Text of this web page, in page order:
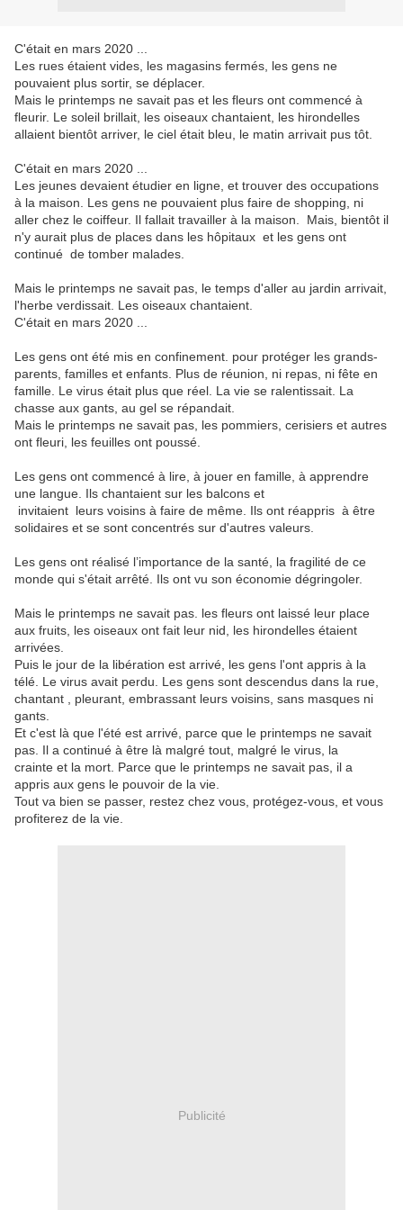
C'était en mars 2020 ...
Les rues étaient vides, les magasins fermés, les gens ne
pouvaient plus sortir, se déplacer.
Mais le printemps ne savait pas et les fleurs ont commencé à
fleurir. Le soleil brillait, les oiseaux chantaient, les hirondelles
allaient bientôt arriver, le ciel était bleu, le matin arrivait pus tôt.
C'était en mars 2020 ...
Les jeunes devaient étudier en ligne, et trouver des occupations
à la maison. Les gens ne pouvaient plus faire de shopping, ni
aller chez le coiffeur. Il fallait travailler à la maison. Mais, bientôt il
n'y aurait plus de places dans les hôpitaux et les gens ont
continué de tomber malades.
Mais le printemps ne savait pas, le temps d'aller au jardin arrivait,
l'herbe verdissait. Les oiseaux chantaient.
C'était en mars 2020 ...
Les gens ont été mis en confinement. pour protéger les grands-
parents, familles et enfants. Plus de réunion, ni repas, ni fête en
famille. Le virus était plus que réel. La vie se ralentissait. La
chasse aux gants, au gel se répandait.
Mais le printemps ne savait pas, les pommiers, cerisiers et autres
ont fleuri, les feuilles ont poussé.
Les gens ont commencé à lire, à jouer en famille, à apprendre
une langue. Ils chantaient sur les balcons et
invitaient leurs voisins à faire de même. Ils ont réappris à être
solidaires et se sont concentrés sur d'autres valeurs.
Les gens ont réalisé l’importance de la santé, la fragilité de ce
monde qui s'était arrêté. Ils ont vu son économie dégringoler.
Mais le printemps ne savait pas. les fleurs ont laissé leur place
aux fruits, les oiseaux ont fait leur nid, les hirondelles étaient
arrivées.
Puis le jour de la libération est arrivé, les gens l'ont appris à la
télé. Le virus avait perdu. Les gens sont descendus dans la rue,
chantant , pleurant, embrassant leurs voisins, sans masques ni
gants.
Et c'est là que l'été est arrivé, parce que le printemps ne savait
pas. Il a continué à être là malgré tout, malgré le virus, la
crainte et la mort. Parce que le printemps ne savait pas, il a
appris aux gens le pouvoir de la vie.
Tout va bien se passer, restez chez vous, protégez-vous, et vous
profiterez de la vie.
Publicité